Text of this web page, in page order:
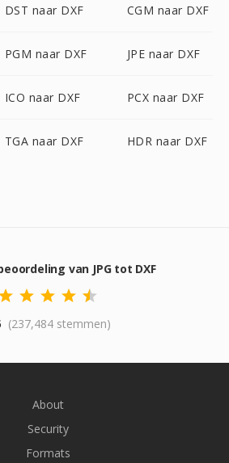
DST naar DXF CGM naar DXF
PGM naar DXF JPE naar DXF
ICO naar DXF PCX naar DXF
TGA naar DXF HDR naar DXF
van JPG tot DXF
(237,484 stemmen)
About
Security
Formats